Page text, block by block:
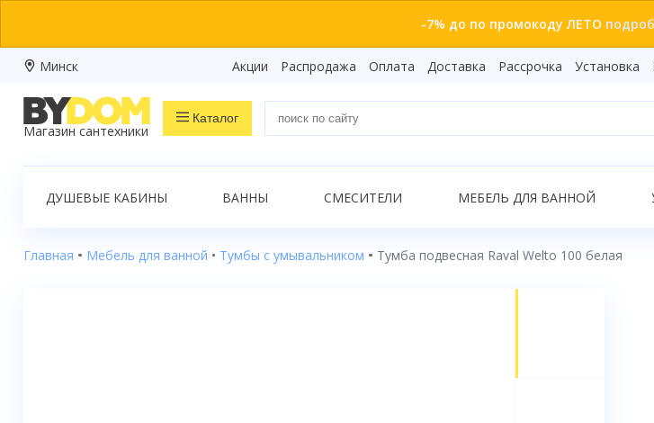
-7% до по промокоду ЛЕТО
Минск Акции Распродажа Оплата Доставка Рассрочка Установка
Магазин сантехники
Каталог
Показать все
Распродажа
Ванны
ДУШЕВЫЕ КАБИНЫ ВАННЫ СМЕСИТЕЛИ МЕБЕЛЬ ДЛЯ ВАННОЙ
Главная Мебель для ванной Тумбы с умывальником Тумба подвесная Raval Welto 100 белая